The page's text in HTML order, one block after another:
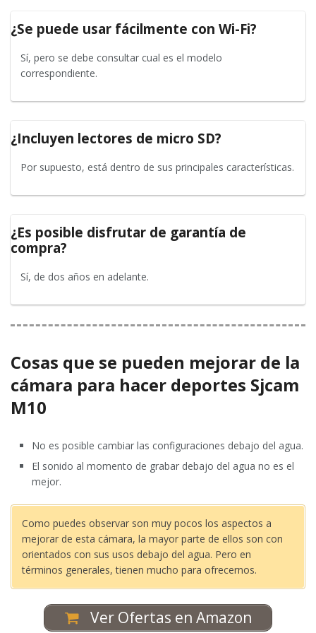
¿Se puede usar fácilmente con Wi-Fi?
Sí, pero se debe consultar cual es el modelo
correspondiente.
¿Incluyen lectores de micro SD?
Por supuesto, está dentro de sus principales características.
¿Es posible disfrutar de garantía de
compra?
Sí, de dos años en adelante.
Cosas que se pueden mejorar de la
cámara para hacer deportes Sjcam
M10
No es posible cambiar las configuraciones debajo del agua.
El sonido al momento de grabar debajo del agua no es el
mejor.
Como puedes observar son muy pocos los aspectos a
mejorar de esta cámara, la mayor parte de ellos son con
orientados con sus usos debajo del agua. Pero en
términos generales, tienen mucho para ofrecernos.
Ver Ofertas en Amazon